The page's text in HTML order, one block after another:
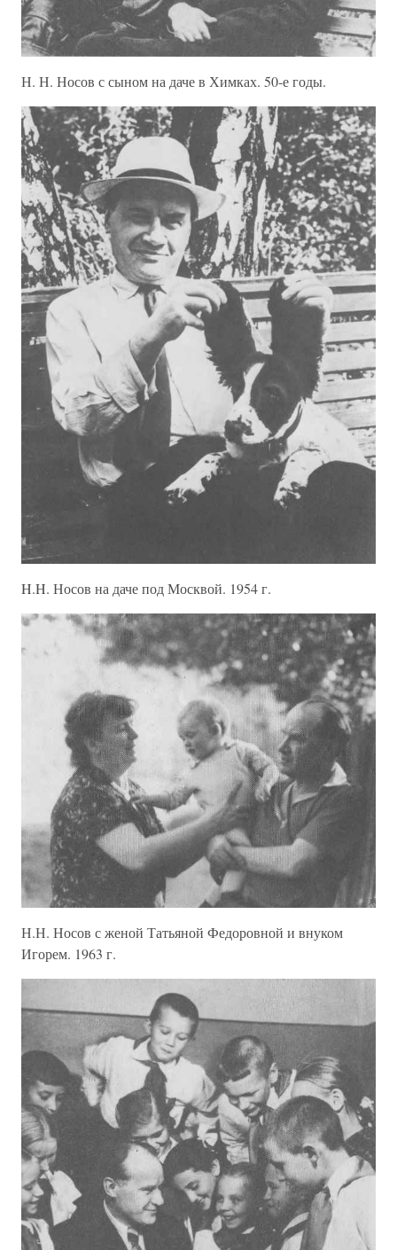
Н. Н. Носов с сыном на даче в Химках. 50-е годы.
H.H. Носов на даче под Москвой. 1954 г.
Н.Н. Носов с женой Татьяной Федоровной и внуком
Игорем. 1963 г.